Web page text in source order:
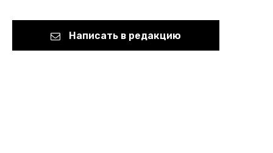
Написать в редакцию